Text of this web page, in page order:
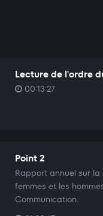
Lecture de l'ordre
00:13:27
Point 2
Rapport annuel sur
femmes et les
Communication.